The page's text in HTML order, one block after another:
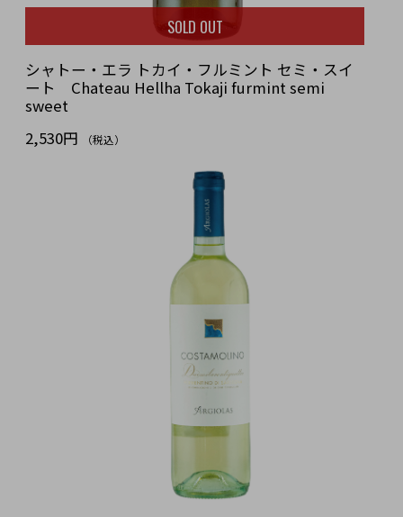
SOLD OUT
シャトー・エラ トカイ・フルミント セミ・スイ
ート Chateau Hellha Tokaji furmint semi
sweet
2,530円
（税込）